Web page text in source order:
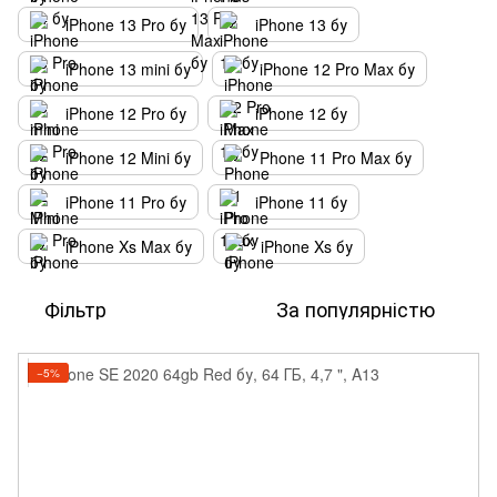
iPhone 13 Pro бу
iPhone 13 бу
iPhone 13 mini бу
iPhone 12 Pro Max бу
iPhone 12 Pro бу
iPhone 12 бу
iPhone 12 Mini бу
Phone 11 Pro Max бу
iPhone 11 Pro бу
iPhone 11 бу
iPhone Xs Max бу
iPhone Xs бу
Фільтр За популярністю
−5%